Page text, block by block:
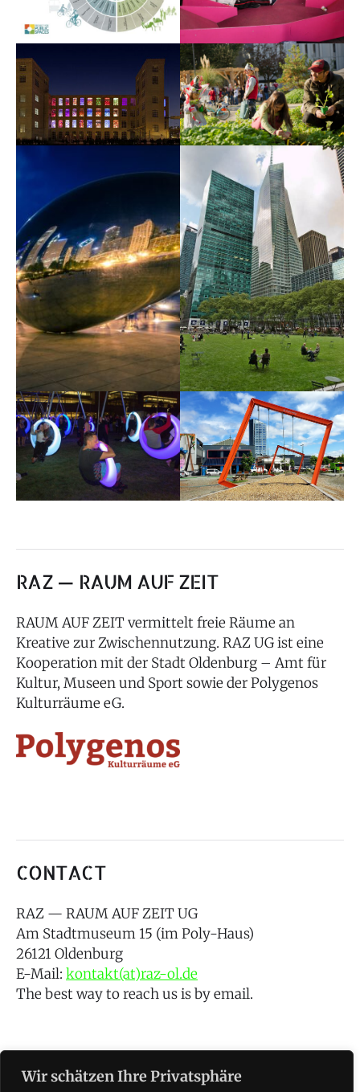
Wir schätzen Ihre Privatsphäre
RAZ — RAUM AUF ZEIT
RAUM AUF ZEIT vermittelt freie Räume an
Kreative zur Zwischennutzung. RAZ UG ist eine
Kooperation mit der Stadt Oldenburg – Amt für
Kultur, Museen und Sport sowie der Polygenos
Kulturräume eG.
CONTACT
RAZ — RAUM AUF ZEIT UG
Am Stadtmuseum 15 (im Poly-Haus)
26121 Oldenburg
E-Mail: kontakt(at)raz-ol.de
The best way to reach us is by email.